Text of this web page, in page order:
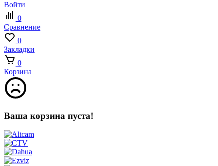
Войти
0
Сравнение
0
Закладки
0
Корзина
Ваша корзина пуста!